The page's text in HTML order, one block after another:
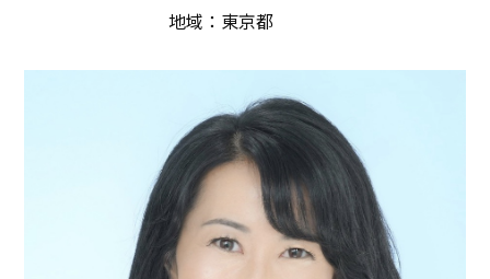
地域：東京都